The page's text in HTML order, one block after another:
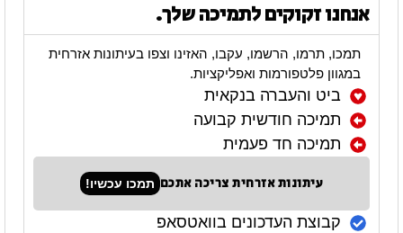
אנחנו זקוקים לתמיכה שלך.
תמכו, תרמו, הרשמו, עקבו, האזינו וצפו בעיתונות אזרחית
במגוון פלטפורמות ואפליקציות.
ביט והעברה בנקאית
תמיכה חודשית קבועה
תמיכה חד פעמית
עיתונות אזרחית צריכה אתכם תמכו עכשיו!
קבוצת העדכונים בוואטסאפ